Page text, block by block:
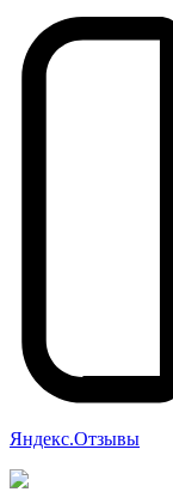
Яндекс.Отзывы